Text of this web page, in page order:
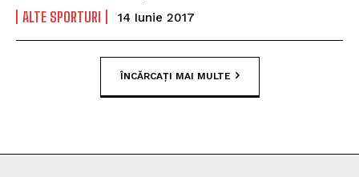
ALTE SPORTURI 14 Iunie 2017
ÎNCĂRCAȚI MAI MULTE